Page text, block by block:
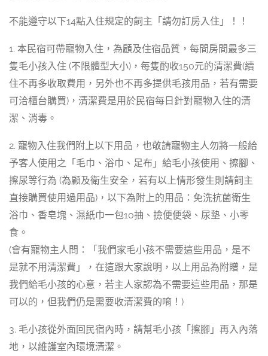
不能遵守以下14點入住規定的飼主「請勿訂房入住」！！
1. 本民宿可帶寵物入住，為顧及住宿品質，每間房間最多三
隻毛小孩入住 (不限體型大小)，每隻酌收150元的清潔費(續
住不再多收取費用，另外也不再多提供毛孩用品，若有需要
可洽櫃台購買)，清潔費是用於民宿每日針對寵物入住的清
潔、消毒。
2. 寵物入住我們附上以下用品，也敬請寵物主人勿將一般給
予客人使用之「毛巾、浴巾、足布」給毛小孩使用、擦腳、
擦尿等行為 (為顧及衛生安全，若有以上情形發生則請飼主
直接購買使用過用品)，以下為附上的用品：免洗抗菌衛生
浴巾、香皂塊、濕紙巾一包10抽、撿便便袋、尿墊、小零
食。
(會有寵物主人問：「我們家毛小孩不需要這些用品，是不
是就不用清潔費」，在這跟大家說明，以上用品為附贈，是
我們給毛小孩的心意，若主人家認為不需要這些用品，那是
可以的，但我們仍是需要收清潔費的唷！)
3. 毛小孩從外面回民宿內時，請幫毛小孩「擦腳」再入內落
地，以維護室內環境清潔。